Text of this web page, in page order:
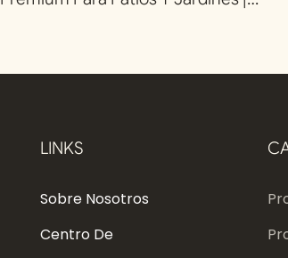
LINKS
Sobre Nosotros
Centro De